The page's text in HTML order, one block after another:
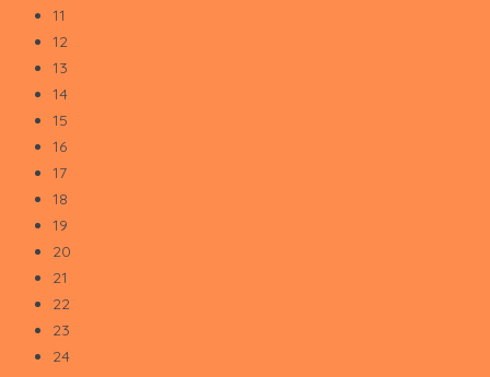
11
12
13
14
15
16
17
18
19
20
21
22
23
24